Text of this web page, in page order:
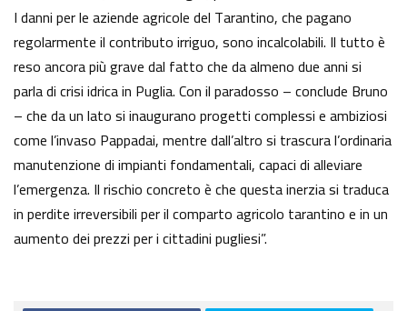
I danni per le aziende agricole del Tarantino, che pagano
regolarmente il contributo irriguo, sono incalcolabili. Il tutto è
reso ancora più grave dal fatto che da almeno due anni si
parla di crisi idrica in Puglia. Con il paradosso – conclude Bruno
– che da un lato si inaugurano progetti complessi e ambiziosi
come l’invaso Pappadai, mentre dall’altro si trascura l’ordinaria
manutenzione di impianti fondamentali, capaci di alleviare
l’emergenza. Il rischio concreto è che questa inerzia si traduca
in perdite irreversibili per il comparto agricolo tarantino e in un
aumento dei prezzi per i cittadini pugliesi”.